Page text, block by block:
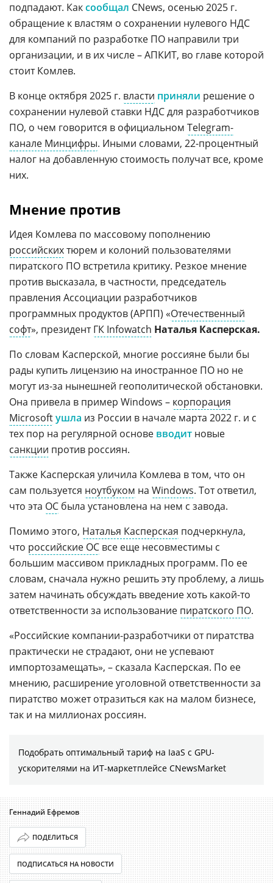
подпадают. Каксообщал CNews, осенью 2025 г.
обращение к властям о сохранении нулевого НДС
для компаний по разработке ПО направили три
организации, и в их числе – АПКИТ, во главе которой
стоит Комлев.
В конце октября 2025 г. власти приняли решение о
сохранении нулевой ставки НДС для разработчиков
ПО, о чем говорится в официальном Telegram-
канале Минцифры. Иными словами, 22-процентный
налог на добавленную стоимость получат все, кроме
них.
Мнение против
Идея Комлева по массовому пополнению
российскихтюрем и колоний пользователями
пиратского ПО встретила критику. Резкое мнение
против высказала, в частности, председатель
правления Ассоциации разработчиков
программных продуктов (АРПП) «Отечественный
софт», президентГК Infowatch Наталья Касперская.
По словам Касперской, многие россияне были бы
рады купить лицензию на иностранное ПО но не
могут из-за нынешней геополитической обстановки.
Она привела в пример Windows – корпорация
Microsoftушла из России в начале марта 2022 г. и с
тех пор на регулярной основе вводит новые
санкции против россиян.
Также Касперская уличила Комлева в том, что он
сам пользуется ноутбуком на Windows. Тот ответил,
что эта ОС была установлена на нем с завода.
Помимо этого, Наталья Касперская подчеркнула,
что российские ОС все еще несовместимы с
большим массивом прикладных программ. По ее
словам, сначала нужно решить эту проблему, а лишь
затем начинать обсуждать введение хоть какой-то
ответственности за использование пиратского ПО.
«Российские компании-разработчики от пиратства
практически не страдают, они не успевают
импортозамещать», – сказала Касперская. По ее
мнению, расширение уголовной ответственности за
пиратство может отразиться как на малом бизнесе,
так и на миллионах россиян.
Подобрать оптимальный тариф на IaaS с GPU-
ускорителями на ИТ-маркетплейсе CNewsMarket
Геннадий Ефремов
ПОДЕЛИТЬСЯ
ПОДПИСАТЬСЯ НА НОВОСТИ